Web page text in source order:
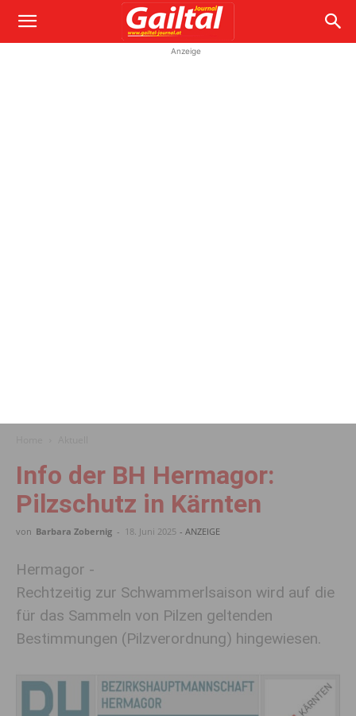
Anzeige
Info der BH Hermagor:
Pilzschutz in Kärnten
von Barbara Zobernig - 18. Juni 2025 - ANZEIGE
Hermagor -
Rechtzeitig zur Schwammerlsaison wird auf die
für das Sammeln von Pilzen geltenden
Bestimmungen (Pilzverordnung) hingewiesen.